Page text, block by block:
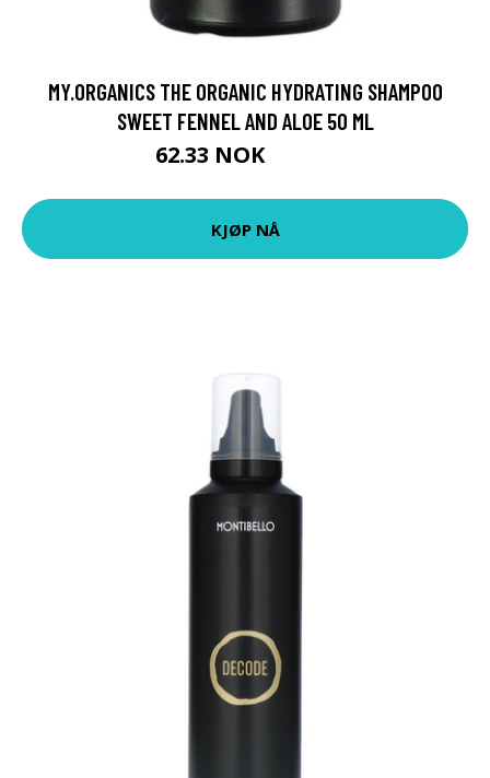
MY.ORGANICS THE ORGANIC HYDRATING SHAMPOO
SWEET FENNEL AND ALOE 50 ML
62.33 NOK
KJØP NÅ